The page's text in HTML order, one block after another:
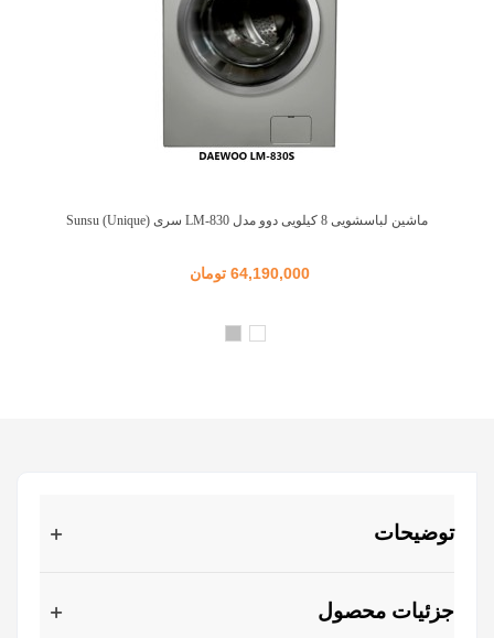
ماشین لباسشویی 8 کیلویی دوو مدل LM-830 سری Sunsu (Unique)
64,190,000 تومان
توضیحات
جزئیات محصول